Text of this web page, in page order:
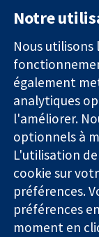
Des données
probantes.
Des décisions
éclairées.
Une meilleure
santé.
La Collaboration
Notre
Nous utilisons
également
analytiques
l'améliorer.
optionnels à
L'utilisation
cookie sur
préférences.
préférences
moment en